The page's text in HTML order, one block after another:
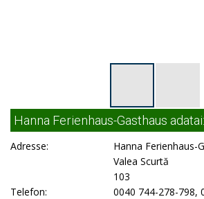
Hanna Ferienhaus-Gasthaus adatai:
Adresse:
Hanna Ferienhaus-
Valea Scurtă
103
Telefon:
0040 744-278-798,